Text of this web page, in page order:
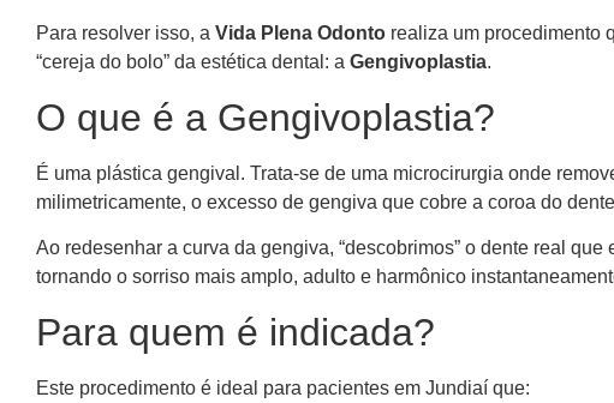
Para resolver isso, a Vida Plena Odonto realiza um procedimento
“cereja do bolo” da estética dental: a Gengivoplastia.
O que é a Gengivoplastia?
É uma plástica gengival. Trata-se de uma microcirurgia onde
milimetricamente, o excesso de gengiva que cobre a coroa do
Ao redesenhar a curva da gengiva, “descobrimos” o dente real que
tornando o sorriso mais amplo, adulto e harmônico
Para quem é indicada?
Este procedimento é ideal para pacientes em Jundiaí que: